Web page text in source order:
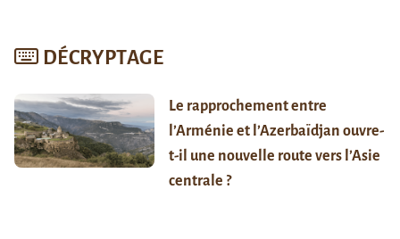
DÉCRYPTAGE
Le rapprochement entre
l’Arménie et l’Azerbaïdjan ouvre-
t-il une nouvelle route vers l’Asie
centrale ?